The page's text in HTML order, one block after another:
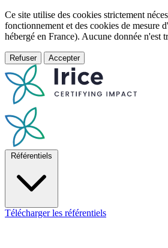
Ce site utilise des cookies strictement
fonctionnement et des cookies de mesure
hébergé en France). Aucune donnée n'est
Refuser Accepter
Référentiels
Télécharger les référentiels